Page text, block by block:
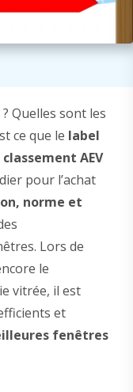
? Quelles sont les
ce que le label
classement AEV
pour l’achat
norme et
Lors de
le
vitrée, il est
et
fenêtres